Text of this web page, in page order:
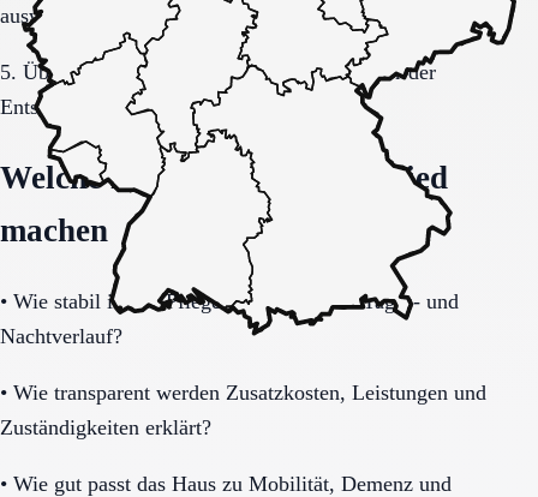
auswerten.
5. Übergang, Kommunikation und Kosten vor der
Entscheidung vollständig klären.
Welche Fragen den Unterschied
machen
• Wie stabil ist die Pflegeorganisation im Tages- und
Nachtverlauf?
• Wie transparent werden Zusatzkosten, Leistungen und
Zuständigkeiten erklärt?
• Wie gut passt das Haus zu Mobilität, Demenz und